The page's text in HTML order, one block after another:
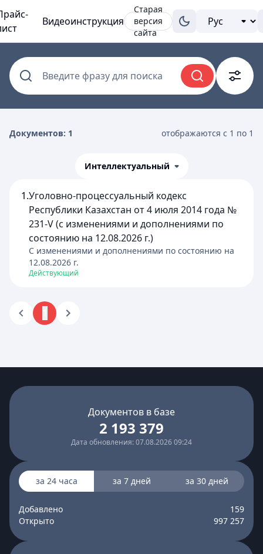
Видеоинструкция
Старая
версия
сайта
Введите фразу для поиска
Документов: 1 отображаются с 1 по 1
Интеллектуальный
1.Уголовно-процессуальный кодекс
Республики Казахстан от 4 июля 2014 года №
231-V (с изменениями и дополнениями по
состоянию на 12.08.2026 г.)
C изменениями и дополнениями по состоянию на
12.08.2026 г.
Действующий
Документов в базе
2 193 379
Дата обновления: 07.08.2026 09:24
за 24 часа за 7 дней за 30 дней
Добавлено
159
Открыто
997 257